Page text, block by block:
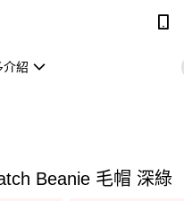
介紹
Beanie 毛帽 深綠